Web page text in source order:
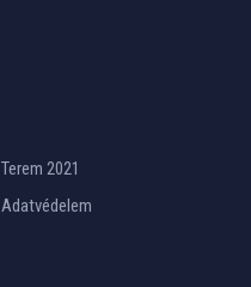
Terem 2021
Adatvédelem